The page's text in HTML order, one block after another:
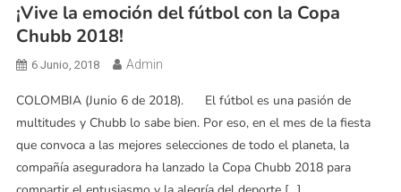
¡Vive la emoción del fútbol con la Copa
Chubb 2018!
6 Junio, 2018 Admin
COLOMBIA (Junio 6 de 2018). El fútbol es una pasión de
multitudes y Chubb lo sabe bien. Por eso, en el mes de la fiesta
que convoca a las mejores selecciones de todo el planeta, la
compañía aseguradora ha lanzado la Copa Chubb 2018 para